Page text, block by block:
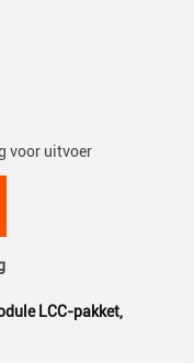
voor uitvoer
LCC-pakket,